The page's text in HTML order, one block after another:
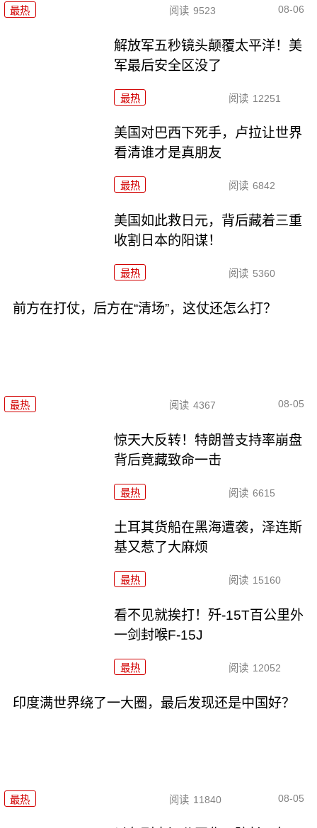
最热 阅读 9523 08-06
解放军五秒镜头颠覆太平洋！美
军最后安全区没了
最热 阅读 12251
美国对巴西下死手，卢拉让世界
看清谁才是真朋友
最热 阅读 6842
美国如此救日元，背后藏着三重
收割日本的阳谋！
最热 阅读 5360
前方在打仗，后方在“清场”，这仗还怎么打？
最热 阅读 4367 08-05
惊天大反转！特朗普支持率崩盘
背后竟藏致命一击
最热 阅读 6615
土耳其货船在黑海遭袭，泽连斯
基又惹了大麻烦
最热 阅读 15160
看不见就挨打！歼-15T百公里外
一剑封喉F-15J
最热 阅读 12052
印度满世界绕了一大圈，最后发现还是中国好？
最热 阅读 11840 08-05